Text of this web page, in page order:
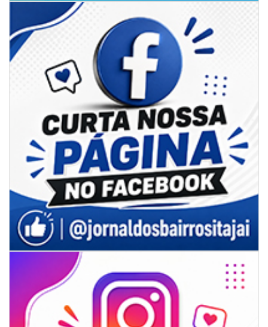
05/08/2026 | 07:00
Sorveteria do Norte de SC expande e abre primeira unidade em
Florianópolis
GERAL